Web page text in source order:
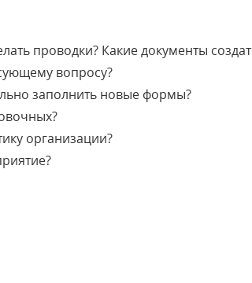
проводки? Какие документы
вопросу?
заполнить новые формы?
организации?